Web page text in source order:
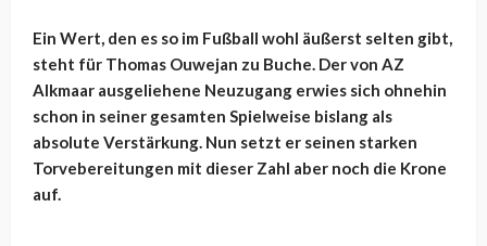
Ein Wert, den es so im Fußball wohl äußerst selten gibt,
steht für Thomas Ouwejan zu Buche. Der von AZ
Alkmaar ausgeliehene Neuzugang erwies sich ohnehin
schon in seiner gesamten Spielweise bislang als
absolute Verstärkung. Nun setzt er seinen starken
Torvebereitungen mit dieser Zahl aber noch die Krone
auf.